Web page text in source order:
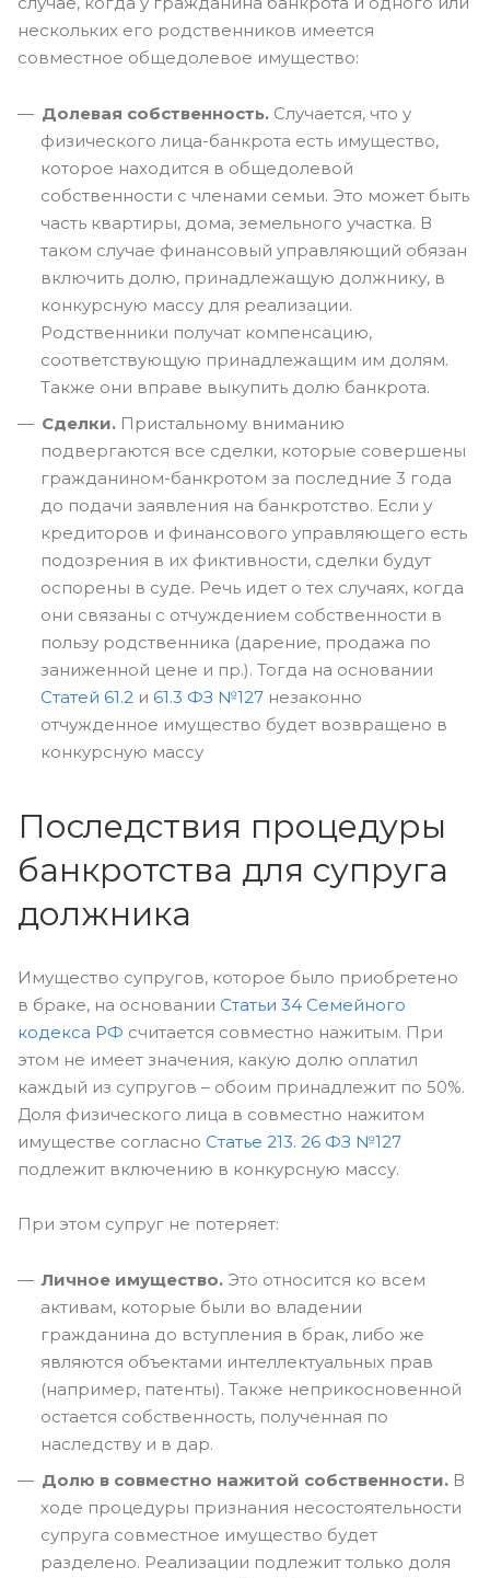
нескольких его родственников имеется
совместное общедолевое имущество:
Долевая собственность. Случается, что у
физического лица-банкрота есть имущество,
которое находится в общедолевой
собственности с членами семьи. Это может быть
часть квартиры, дома, земельного участка. В
таком случае финансовый управляющий обязан
включить долю, принадлежащую должнику, в
конкурсную массу для реализации.
Родственники получат компенсацию,
соответствующую принадлежащим им долям.
Также они вправе выкупить долю банкрота.
Сделки. Пристальному вниманию
подвергаются все сделки, которые совершены
гражданином-банкротом за последние 3 года
до подачи заявления на банкротство. Если у
кредиторов и финансового управляющего есть
подозрения в их фиктивности, сделки будут
оспорены в суде. Речь идет о тех случаях, когда
они связаны с отчуждением собственности в
пользу родственника (дарение, продажа по
заниженной цене и пр.). Тогда на основании
Статей 61.2 и 61.3 ФЗ №127 незаконно
отчужденное имущество будет возвращено в
конкурсную массу
Последствия процедуры
банкротства для супруга
должника
Имущество супругов, которое было приобретено
в браке, на основании Статьи 34 Семейного
кодекса РФ считается совместно нажитым. При
этом не имеет значения, какую долю оплатил
каждый из супругов – обоим принадлежит по 50%.
Доля физического лица в совместно нажитом
имуществе согласно Статье 213. 26 ФЗ №127
подлежит включению в конкурсную массу.
При этом супруг не потеряет:
Личное имущество. Это относится ко всем
активам, которые были во владении
гражданина до вступления в брак, либо же
являются объектами интеллектуальных прав
(например, патенты). Также неприкосновенной
остается собственность, полученная по
наследству и в дар.
Долю в совместно нажитой собственности. В
ходе процедуры признания несостоятельности
супруга совместное имущество будет
разделено. Реализации подлежит только доля